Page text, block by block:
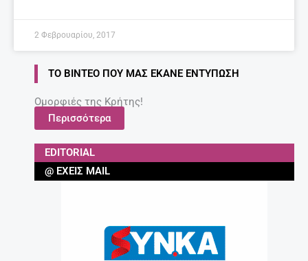
2 Φεβρουαρίου, 2017
ΤΟ ΒΊΝΤΕΟ ΠΟΥ ΜΑΣ ΈΚΑΝΕ ΕΝΤΎΠΩΣΗ
Ομορφιές της Κρήτης!
Περισσότερα
EDITORIAL
@ ΈΧΕΙΣ MAIL